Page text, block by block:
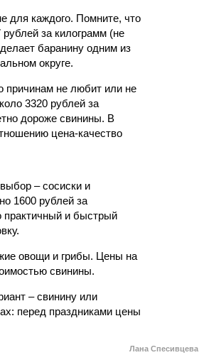
для каждого. Помните, что
за килограмм (не
баранину одним из
округе.
причинам не любит или не
3320 рублей за
дороже свинины. В
цена-качество
– сосиски и
1600 рублей за
практичный и быстрый
овощи и грибы. Цены на
свинины.
– свинину или
перед праздниками цены
Лана Спесивцева